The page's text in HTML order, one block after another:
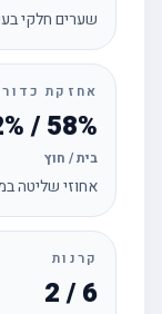
שערים חלקי
אחזקת כדור
58% / 42%
בית / חוץ
אחוזי שליטה
קרנות
6 / 2